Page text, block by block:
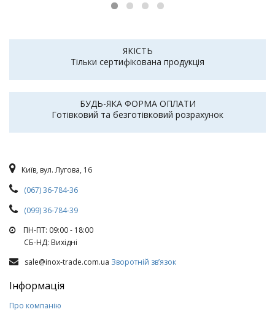
ЯКІСТЬ
Тільки сертифікована продукція
БУДЬ-ЯКА ФОРМА ОПЛАТИ
Готівковий та безготівковий розрахунок
Київ, вул. Лугова, 16
(067) 36-784-36
(099) 36-784-39
ПН-ПТ: 09:00 - 18:00
СБ-НД: Вихiднi
sale@inox-trade.com.ua Зворотній зв’язок
Інформація
Про компанію